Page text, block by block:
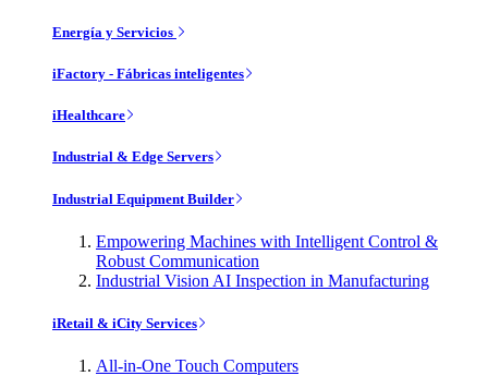
Energía y Servicios
iFactory - Fábricas inteligentes
iHealthcare
Industrial & Edge Servers
Industrial Equipment Builder
Empowering Machines with Intelligent Control &
Robust Communication
Industrial Vision AI Inspection in Manufacturing
iRetail & iCity Services
All-in-One Touch Computers